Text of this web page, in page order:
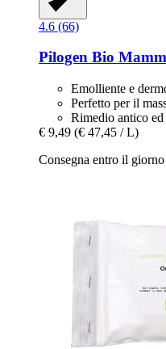
4.6 (66)
Pilogen Bio
Emolliente e
Perfetto per il
Rimedio antico
€ 9,49 (€ 47,45 / L)
Consegna entro il